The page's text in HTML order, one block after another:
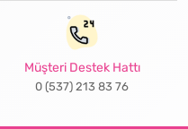
Müşteri Destek Hattı
0 (537) 213 83 76